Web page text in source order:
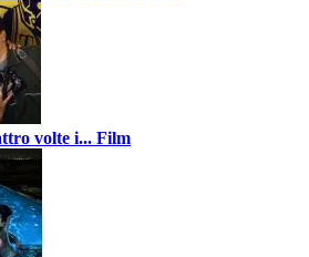
volte i... Film